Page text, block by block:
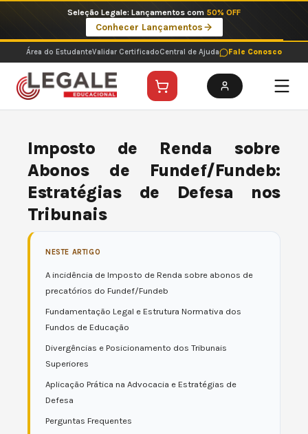
o
conteúdo
Imperdíveis no Pix: Pós Selecionadas a 199 reais no pix em parcela única
Ver ofertas
Área do EstudanteValidar CertificadoCentral de Ajuda Fale Conosco
Imposto de Renda sobre
Abonos de Fundef/Fundeb:
Estratégias de Defesa nos
Tribunais
NESTE ARTIGO
A incidência de Imposto de Renda sobre abonos de
precatórios do Fundef/Fundeb
Fundamentação Legal e Estrutura Normativa dos
Fundos de Educação
Divergências e Posicionamento dos Tribunais
Superiores
Aplicação Prática na Advocacia e Estratégias de
Defesa
Perguntas Frequentes